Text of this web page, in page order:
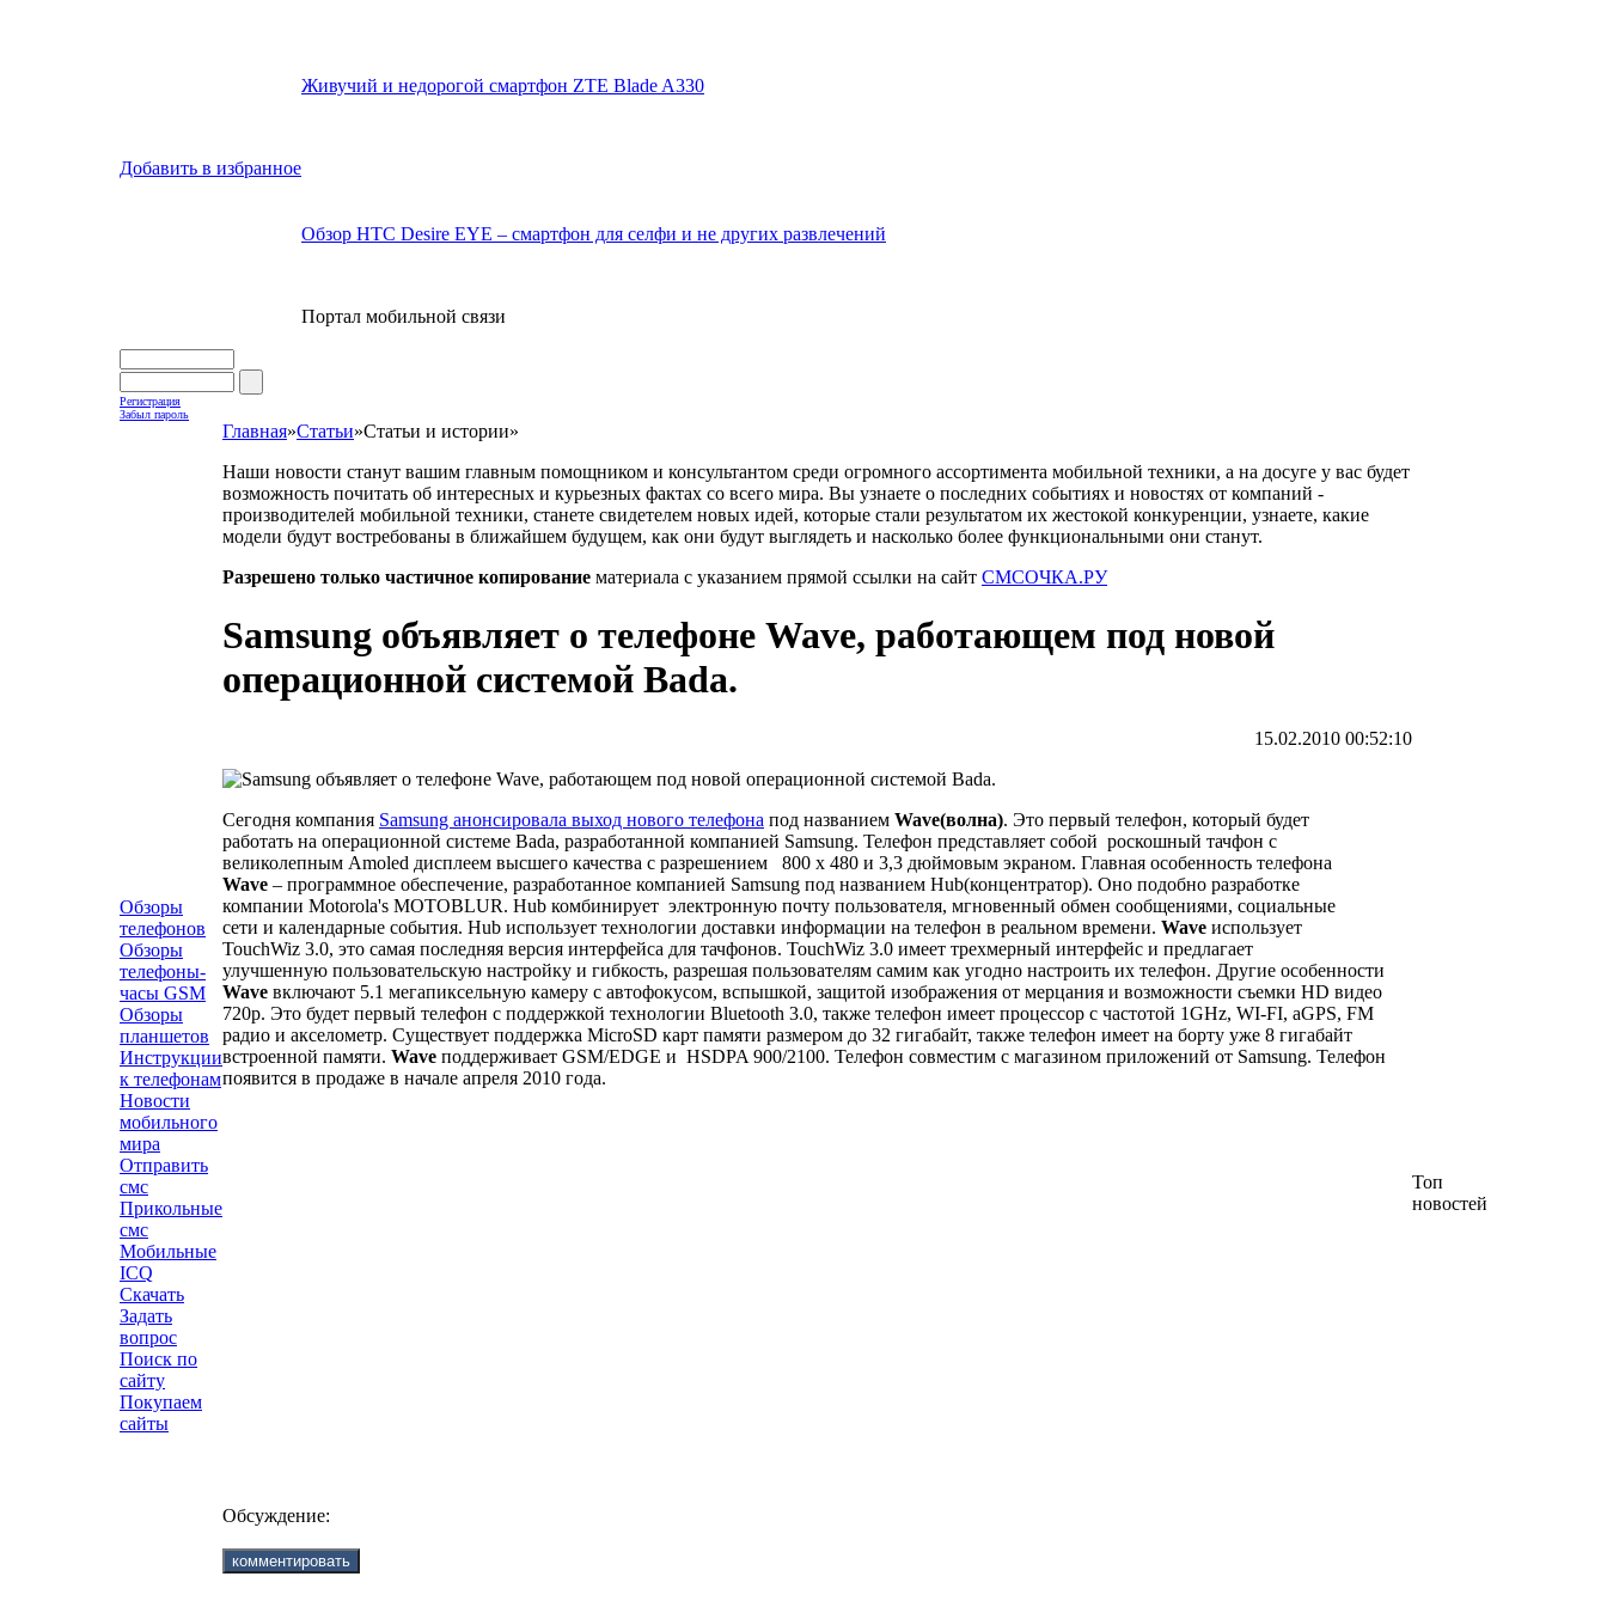
Добавить в избранное
Живучий и недорогой смартфон ZTE Blade A330
Обзор HTC Desire EYE – смартфон для селфи и не других развлечений
Портал мобильной связи
Регистрация
Забыл пароль
Обзоры
телефонов
Обзоры
телефоны-
часы GSM
Обзоры
планшетов
Инструкции
к телефонам
Новости
мобильного
мира
Отправить
смс
Прикольные
смс
Мобильные
ICQ
Скачать
Задать
вопрос
Поиск по
сайту
Покупаем
сайты
Главная»Статьи»Статьи и истории»
Наши новости станут вашим главным помощником и консультантом среди огромного ассортимента мобильной техники, а на досуге у вас будет
возможность почитать об интересных и курьезных фактах со всего мира. Вы узнаете о последних событиях и новостях от компаний -
производителей мобильной техники, станете свидетелем новых идей, которые стали результатом их жестокой конкуренции, узнаете, какие
модели будут востребованы в ближайшем будущем, как они будут выглядеть и насколько более функциональными они станут.
Разрешено только частичное копирование материала с указанием прямой ссылки на сайт СМСОЧКА.РУ
Samsung объявляет о телефоне Wave, работающем под новой
операционной системой Bada.
15.02.2010 00:52:10
Сегодня компания Samsung анонсировала выход нового телефона под названием Wave(волна). Это первый телефон, который будет
работать на операционной системе Bada, разработанной компанией Samsung. Телефон представляет собой роскошный тачфон с
великолепным Amoled дисплеем высшего качества с разрешением 800 x 480 и 3,3 дюймовым экраном. Главная особенность телефона
Wave – программное обеспечение, разработанное компанией Samsung под названием Hub(концентратор). Оно подобно разработке
компании Motorola's MOTOBLUR. Hub комбинирует электронную почту пользователя, мгновенный обмен сообщениями, социальные
сети и календарные события. Hub использует технологии доставки информации на телефон в реальном времени. Wave использует
TouchWiz 3.0, это самая последняя версия интерфейса для тачфонов. TouchWiz 3.0 имеет трехмерный интерфейс и предлагает
улучшенную пользовательскую настройку и гибкость, разрешая пользователям самим как угодно настроить их телефон. Другие особенности
Wave включают 5.1 мегапиксельную камеру с автофокусом, вспышкой, защитой изображения от мерцания и возможности съемки HD видео
720p. Это будет первый телефон с поддержкой технологии Bluetooth 3.0, также телефон имеет процессор с частотой 1GHz, WI-FI, aGPS, FM
радио и акселометр. Существует поддержка MicroSD карт памяти размером до 32 гигабайт, также телефон имеет на борту уже 8 гигабайт
встроенной памяти. Wave поддерживает GSM/EDGE и HSDPA 900/2100. Телефон совместим с магазином приложений от Samsung. Телефон
появится в продаже в начале апреля 2010 года.
Обсуждение:
Топ
новостей